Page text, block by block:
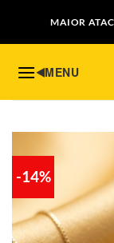
content
MAIOR
-14%